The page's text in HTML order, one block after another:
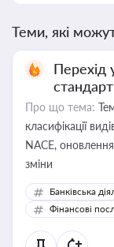
Теми, які
Перехід
Про що тема:
класифікації
NACE,
зміни
Банківська
Фінансові